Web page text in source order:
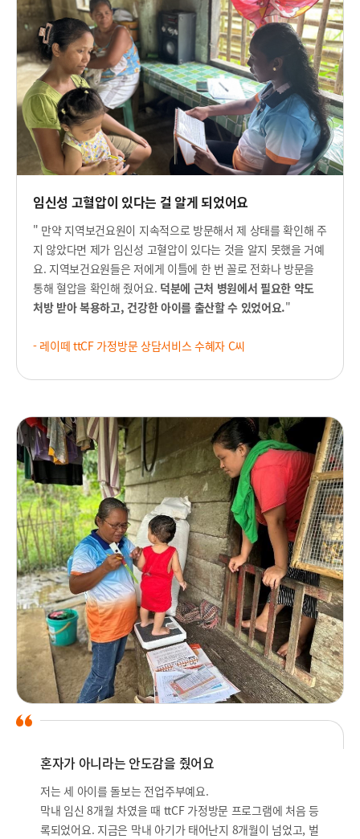
임신성 고혈압이 있다는 걸 알게 되었어요
" 만약 지역보건요원이 지속적으로 방문해서 제 상태를 확인해 주
지 않았다면 제가 임신성 고혈압이 있다는 것을 알지 못했을 거예
요. 지역보건요원들은 저에게 이틀에 한 번 꼴로 전화나 방문을
통해 혈압을 확인해 줬어요. 덕분에 근처 병원에서 필요한 약도
처방 받아 복용하고, 건강한 아이를 출산할 수 있었어요."
- 레이떼 ttCF 가정방문 상담서비스 수혜자 C씨
혼자가 아니라는 안도감을 줬어요
저는 세 아이를 돌보는 전업주부예요.
막내 임신 8개월 차였을 때 ttCF 가정방문 프로그램에 처음 등
록되었어요. 지금은 막내 아기가 태어난지 8개월이 넘었고, 벌